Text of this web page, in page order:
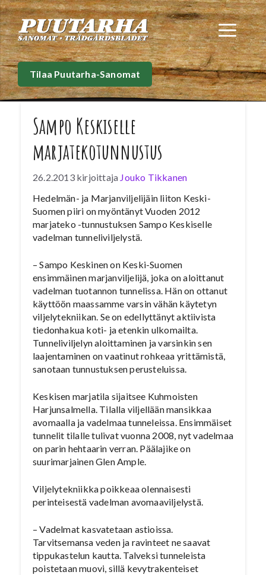
Siirry
sisältöön
Tilaa Puutarha-Sanomat
Sampo Keskiselle
marjatekotunnustus
26.2.2013 kirjoittaja Jouko Tikkanen
Hedelmän- ja Marjanviljelijäin liiton Keski-
Suomen piiri on myöntänyt Vuoden 2012
marjateko -tunnustuksen Sampo Keskiselle
vadelman tunneliviljelystä.
– Sampo Keskinen on Keski-Suomen
ensimmäinen marjanviljelijä, joka on aloittanut
vadelman tuotannon tunnelissa. Hän on ottanut
käyttöön maassamme varsin vähän käytetyn
viljelytekniikan. Se on edellyttänyt aktiivista
tiedonhakua koti- ja etenkin ulkomailta.
Tunneliviljelyn aloittaminen ja varsinkin sen
laajentaminen on vaatinut rohkeaa yrittämistä,
sanotaan tunnustuksen perusteluissa.
Keskisen marjatila sijaitsee Kuhmoisten
Harjunsalmella. Tilalla viljellään mansikkaa
avomaalla ja vadelmaa tunneleissa. Ensimmäiset
tunnelit tilalle tulivat vuonna 2008, nyt vadelmaa
on parin hehtaarin verran. Päälajike on
suurimarjainen Glen Ample.
Viljelytekniikka poikkeaa olennaisesti
perinteisestä vadelman avomaaviljelystä.
– Vadelmat kasvatetaan astioissa.
Tarvitsemansa veden ja ravinteet ne saavat
tippukastelun kautta. Talveksi tunneleista
poistetaan muovi, sillä kevytrakenteiset